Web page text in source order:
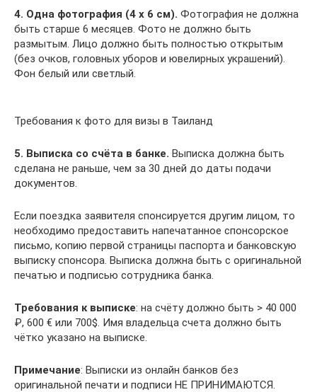
4. Одна фотография (4 x 6 см). Фотография не должна
быть старше 6 месяцев. Фото не должно быть
размытым. Лицо должно быть полностью открытым
(без очков, головных уборов и ювелирных украшений).
Фон белый или светлый.
Требования к фото для визы в Таиланд
5. Выписка со счёта в банке. Выписка должна быть
сделана не раньше, чем за 30 дней до даты подачи
документов.
Если поездка заявителя спонсируется другим лицом, то
необходимо предоставить напечатанное спонсорское
письмо, копию первой страницы паспорта и банковскую
выписку спонсора. Выписка должна быть с оригинальной
печатью и подписью сотрудника банка.
Требования к выписке: на счёту должно быть > 40 000
₽, 600 € или 700$. Имя владельца счета должно быть
чётко указано на выписке.
Примечание: Выписки из онлайн банков без
оригинальной печати и подписи НЕ ПРИНИМАЮТСЯ.